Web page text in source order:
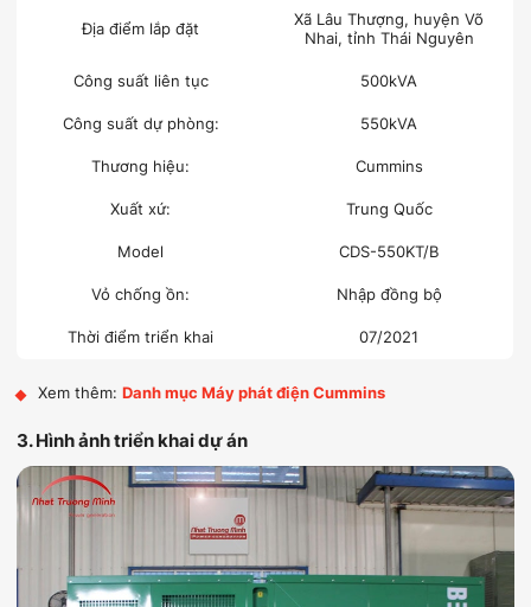
Địa điểm lắp đặt
Xã Lâu Thượng, huyện Võ
Nhai, tỉnh Thái Nguyên
Công suất liên tục 500kVA
Công suất dự phòng: 550kVA
Thương hiệu: Cummins
Xuất xứ: Trung Quốc
Model CDS-550KT/B
Vỏ chống ồn: Nhập đồng bộ
Thời điểm triển khai 07/2021
Xem thêm: Danh mục Máy phát điện Cummins
3. Hình ảnh triển khai dự án